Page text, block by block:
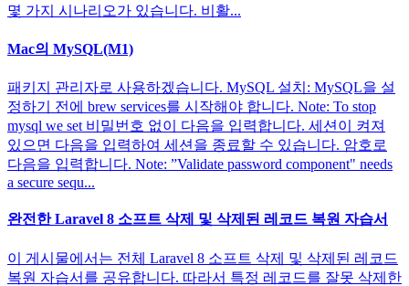
몇 가지 시나리오가 있습니다. 비활...
Mac의 MySQL(M1)
패키지 관리자로 사용하겠습니다. MySQL 설치: MySQL을 설
정하기 전에 brew services를 시작해야 합니다. Note: To stop
mysql we set 비밀번호 없이 다음을 입력합니다. 세션이 켜져
있으면 다음을 입력하여 세션을 종료할 수 있습니다. 암호로
다음을 입력합니다. Note: ”Validate password component" needs
a secure sequ...
완전한 Laravel 8 소프트 삭제 및 삭제된 레코드 복원 자습서
이 게시물에서는 전체 Laravel 8 소프트 삭제 및 삭제된 레코드
복원 자습서를 공유합니다. 따라서 특정 레코드를 잘못 삭제한